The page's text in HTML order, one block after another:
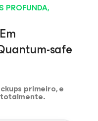
PROFUNDA,
safe
primeiro, e